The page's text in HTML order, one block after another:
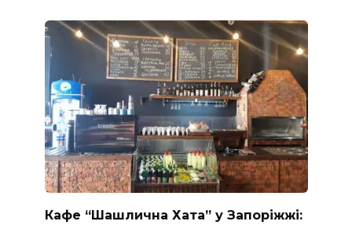
Кафе “Шашлична Хата” у Запоріжжі: